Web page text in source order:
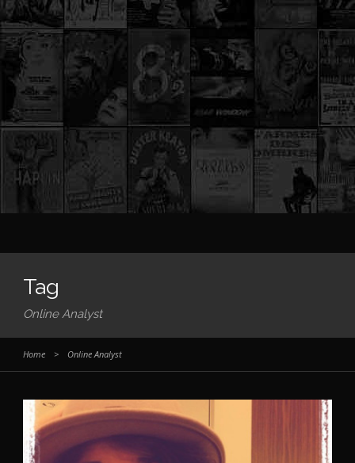
Tag
Online Analyst
Home > Online Analyst